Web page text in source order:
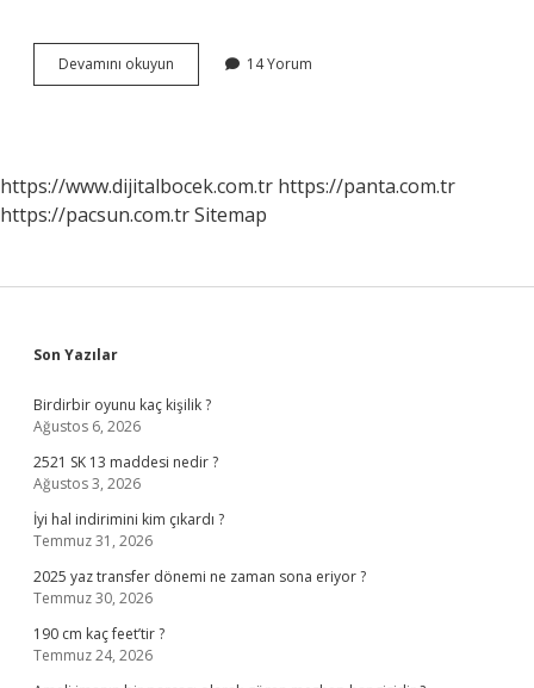
Devamını okuyun Ölçmede
Duyarlılık
14 Yorum
https://www.dijitalbocek.com.tr https://panta.com.tr
https://pacsun.com.trSitemap
Sidebar
Son Yazılar
Birdirbir oyunu kaç kişilik ?
Ağustos 6, 2026
2521 SK 13 maddesi nedir ?
Ağustos 3, 2026
İyi hal indirimini kim çıkardı ?
Temmuz 31, 2026
2025 yaz transfer dönemi ne zaman sona eriyor ?
Temmuz 30, 2026
190 cm kaç feet’tir ?
Temmuz 24, 2026